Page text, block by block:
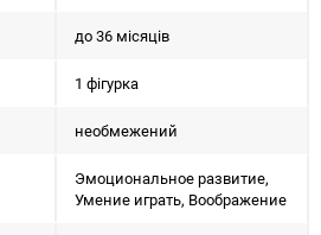
до 36 місяців
1 фігурка
необмежений
Эмоциональное развитие,
Умение играть, Воображение